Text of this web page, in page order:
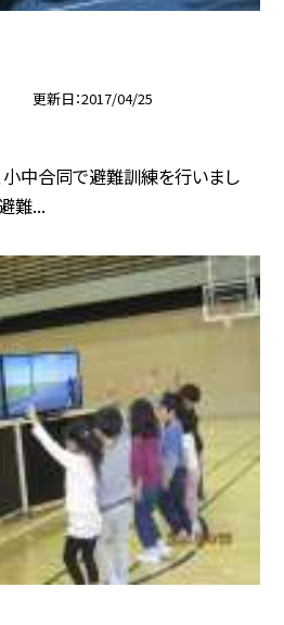
更新日 2017/04/25
小中合同で避難訓練を行いまし
難...